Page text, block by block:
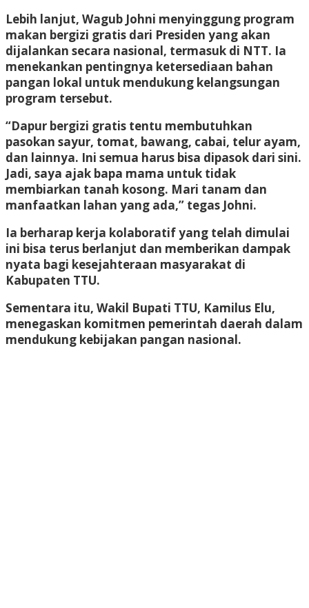
Lebih lanjut, Wagub Johni menyinggung program
makan bergizi gratis dari Presiden yang akan
dijalankan secara nasional, termasuk di NTT. Ia
menekankan pentingnya ketersediaan bahan
pangan lokal untuk mendukung kelangsungan
program tersebut.
“Dapur bergizi gratis tentu membutuhkan
pasokan sayur, tomat, bawang, cabai, telur ayam,
dan lainnya. Ini semua harus bisa dipasok dari sini.
Jadi, saya ajak bapa mama untuk tidak
membiarkan tanah kosong. Mari tanam dan
manfaatkan lahan yang ada,” tegas Johni.
Ia berharap kerja kolaboratif yang telah dimulai
ini bisa terus berlanjut dan memberikan dampak
nyata bagi kesejahteraan masyarakat di
Kabupaten TTU.
Sementara itu, Wakil Bupati TTU, Kamilus Elu,
menegaskan komitmen pemerintah daerah dalam
mendukung kebijakan pangan nasional.